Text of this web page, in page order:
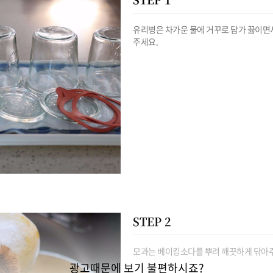
유리병은 차가운 물에 거꾸로 담가 끓이
주세요.
STEP 2
모과는 베이킹소다를 뿌려 깨끗하게 닦아
광고때문에 보기 불편하시죠?